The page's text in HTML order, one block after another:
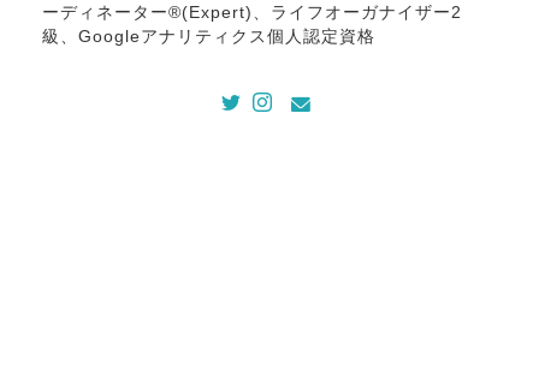
ーディネーター®(Expert)、ライフオーガナイザー2
級、Googleアナリティクス個人認定資格